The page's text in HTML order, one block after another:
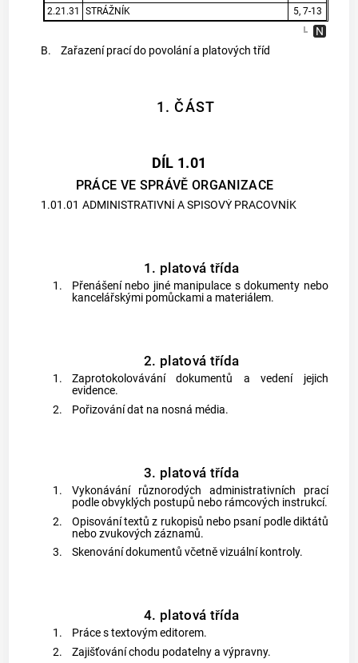
2.21.31
STRÁŽNÍK 5, 7-13
B. Zařazení prací do povolání a platových tříd
1. ČÁST
DÍL 1.01
PRÁCE VE SPRÁVĚ ORGANIZACE
1.01.01 ADMINISTRATIVNÍ A SPISOVÝ PRACOVNÍK
1. platová třída
1.
Přenášení nebo jiné manipulace s dokumenty nebo
kancelářskými pomůckami a materiálem.
2. platová třída
1.
Zaprotokolovávání dokumentů a vedení jejich
evidence.
2.
Pořizování dat na nosná média.
3. platová třída
1.
Vykonávání různorodých administrativních prací
podle obvyklých postupů nebo rámcových instrukcí.
2.
Opisování textů z rukopisů nebo psaní podle diktátů
nebo zvukových záznamů.
3.
Skenování dokumentů včetně vizuální kontroly.
4. platová třída
1.
Práce s textovým editorem.
2.
Zajišťování chodu podatelny a výpravny.